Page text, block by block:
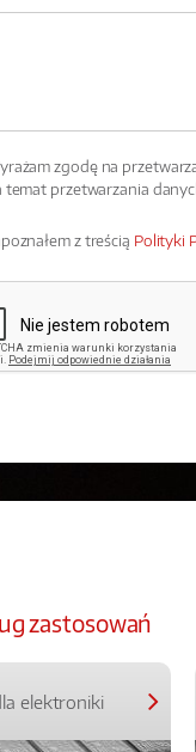
zgodę na
temat przetwarzania
z treścią Polityki
zastosowań
elektroniki